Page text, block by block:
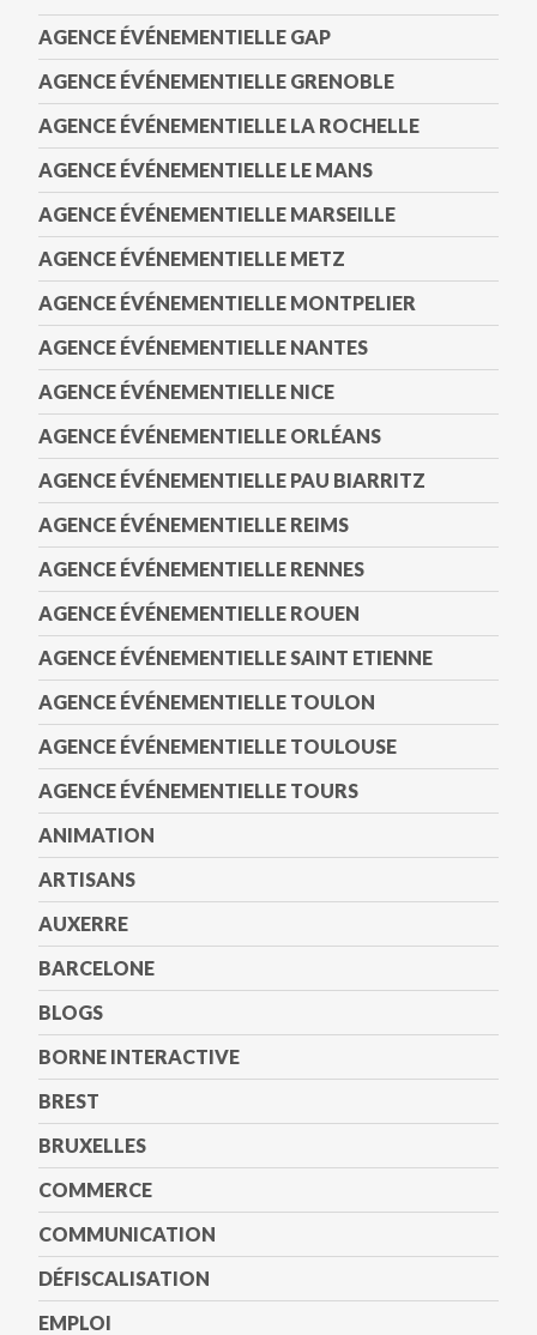
AGENCE ÉVÉNEMENTIELLE GAP
AGENCE ÉVÉNEMENTIELLE GRENOBLE
AGENCE ÉVÉNEMENTIELLE LA ROCHELLE
AGENCE ÉVÉNEMENTIELLE LE MANS
AGENCE ÉVÉNEMENTIELLE MARSEILLE
AGENCE ÉVÉNEMENTIELLE METZ
AGENCE ÉVÉNEMENTIELLE MONTPELIER
AGENCE ÉVÉNEMENTIELLE NANTES
AGENCE ÉVÉNEMENTIELLE NICE
AGENCE ÉVÉNEMENTIELLE ORLÉANS
AGENCE ÉVÉNEMENTIELLE PAU BIARRITZ
AGENCE ÉVÉNEMENTIELLE REIMS
AGENCE ÉVÉNEMENTIELLE RENNES
AGENCE ÉVÉNEMENTIELLE ROUEN
AGENCE ÉVÉNEMENTIELLE SAINT ETIENNE
AGENCE ÉVÉNEMENTIELLE TOULON
AGENCE ÉVÉNEMENTIELLE TOULOUSE
AGENCE ÉVÉNEMENTIELLE TOURS
ANIMATION
ARTISANS
AUXERRE
BARCELONE
BLOGS
BORNE INTERACTIVE
BREST
BRUXELLES
COMMERCE
COMMUNICATION
DÉFISCALISATION
EMPLOI